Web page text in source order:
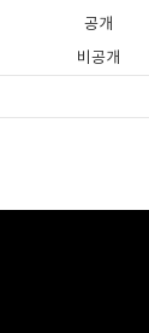
공개
비공개